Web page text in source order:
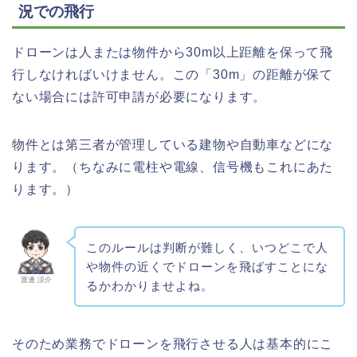
況での飛行
ドローンは人または物件から30m以上距離を保って飛
行しなければいけません。この「30m」の距離が保て
ない場合には許可申請が必要になります。
物件とは第三者が管理している建物や自動車などにな
ります。（ちなみに電柱や電線、信号機もこれにあた
ります。）
渡邊 涼介
このルールは判断が難しく、いつどこで人
や物件の近くでドローンを飛ばすことにな
るかわかりませよね。
そのため業務でドローンを飛行させる人は基本的にこ